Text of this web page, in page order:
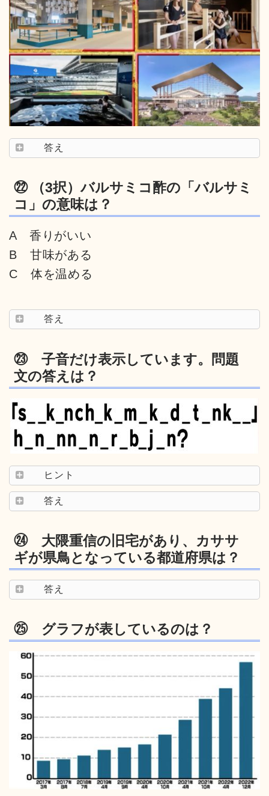
答え
㉒ （3択）バルサミコ酢の「バルサミ
コ」の意味は？
A 香りがいい
B 甘味がある
C 体を温める
答え
㉓ 子音だけ表示しています。問題
文の答えは？
ヒント
答え
㉔ 大隈重信の旧宅があり、カササ
ギが県鳥となっている都道府県は？
答え
㉕ グラフが表しているのは？